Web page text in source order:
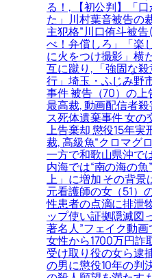
る！, 【初公判】「
た」川村葉音被告の
主犯格”川口侑斗被
べ！弁償しろ」「楽
に火をつけ撮影」横
互に蹴り, 「強固な
行」埼玉・ふじみ野
事件 被告（70）の
最高裁, 動画配信者
ス死体遺棄事件 女の
上告棄却 懲役15年実
裁, 高級魚“クロマグ
一方で和歌山県沖で
内海では“南の海の
上」に増加 その背景
元看護師の女（51）
性患者の点滴に排泄
ップ使い証拠隠滅図
著名人”フェイク動
女性から1700万円詐
受け取り役の女ら逮
の男に懲役10年の判